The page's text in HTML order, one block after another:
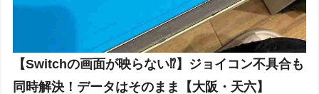
【Switchの画面が映らない⁉️】ジョイコン不具合も
同時解決！データはそのまま【大阪・天六】